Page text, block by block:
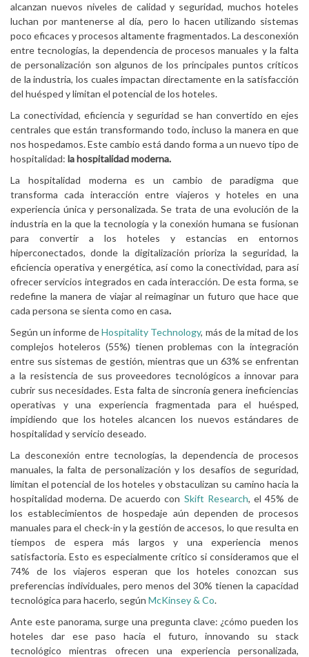
alcanzan nuevos niveles de calidad y seguridad, muchos hoteles
luchan por mantenerse al día, pero lo hacen utilizando sistemas
poco eficaces y procesos altamente fragmentados. La desconexión
entre tecnologías, la dependencia de procesos manuales y la falta
de personalización son algunos de los principales puntos críticos
de la industria, los cuales impactan directamente en la satisfacción
del huésped y limitan el potencial de los hoteles.
La conectividad, eficiencia y seguridad se han convertido en ejes
centrales que están transformando todo, incluso la manera en que
nos hospedamos. Este cambio está dando forma a un nuevo tipo de
hospitalidad: la hospitalidad moderna.
La hospitalidad moderna es un cambio de paradigma que
transforma cada interacción entre viajeros y hoteles en una
experiencia única y personalizada. Se trata de una evolución de la
industria en la que la tecnología y la conexión humana se fusionan
para convertir a los hoteles y estancias en entornos
hiperconectados, donde la digitalización prioriza la seguridad, la
eficiencia operativa y energética, así como la conectividad, para así
ofrecer servicios integrados en cada interacción. De esta forma, se
redefine la manera de viajar al reimaginar un futuro que hace que
cada persona se sienta como en casa.
Según un informe deHospitality Technology, más de la mitad de los
complejos hoteleros (55%) tienen problemas con la integración
entre sus sistemas de gestión, mientras que un 63% se enfrentan
a la resistencia de sus proveedores tecnológicos a innovar para
cubrir sus necesidades. Esta falta de sincronía genera ineficiencias
operativas y una experiencia fragmentada para el huésped,
impidiendo que los hoteles alcancen los nuevos estándares de
hospitalidad y servicio deseado.
La desconexión entre tecnologías, la dependencia de procesos
manuales, la falta de personalización y los desafíos de seguridad,
limitan el potencial de los hoteles y obstaculizan su camino hacia la
hospitalidad moderna. De acuerdo con Skift Research, el 45% de
los establecimientos de hospedaje aún dependen de procesos
manuales para el check-in y la gestión de accesos, lo que resulta en
tiempos de espera más largos y una experiencia menos
satisfactoria. Esto es especialmente crítico si consideramos que el
74% de los viajeros esperan que los hoteles conozcan sus
preferencias individuales, pero menos del 30% tienen la capacidad
tecnológica para hacerlo, según McKinsey & Co.
Ante este panorama, surge una pregunta clave: ¿cómo pueden los
hoteles dar ese paso hacia el futuro, innovando su stack
tecnológico mientras ofrecen una experiencia personalizada,